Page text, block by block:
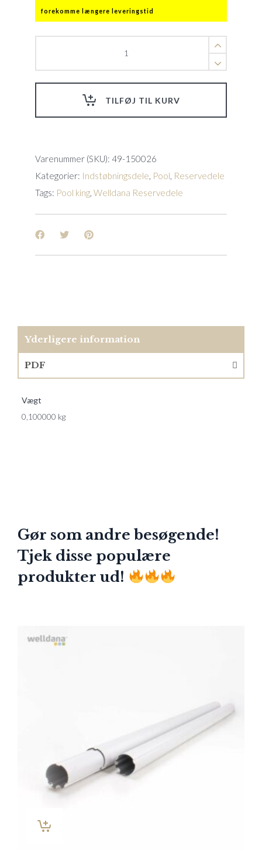
filter
TILFØJ TIL KURV
Varenummer (SKU): 49-150026
Kategorier: Indstøbningsdele Pool Reservedele
Tags: Pool king Welldana Reservedele
Yderligere information
PDF
Vægt
0,100000 kg
Gør som andre besøgende!
Tjek disse populære
produkter ud!